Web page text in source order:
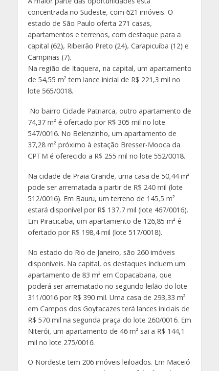
concentrada no Sudeste, com 621 imóveis. O
estado de São Paulo oferta 271 casas,
apartamentos e terrenos, com destaque para a
capital (62), Ribeirão Preto (24), Carapicuíba (12) e
Campinas (7).
Na região de Itaquera, na capital, um apartamento
de 54,55 m² tem lance inicial de R$ 221,3 mil no
lote 565/0018.
No bairro Cidade Patriarca, outro apartamento de
74,37 m² é ofertado por R$ 305 mil no lote
547/0016. No Belenzinho, um apartamento de
37,28 m² próximo à estação Bresser-Mooca da
CPTM é oferecido a R$ 255 mil no lote 552/0018.
Na cidade de Praia Grande, uma casa de 50,44 m²
pode ser arrematada a partir de R$ 240 mil (lote
512/0016). Em Bauru, um terreno de 145,5 m²
estará disponível por R$ 137,7 mil (lote 467/0016).
Em Piracicaba, um apartamento de 126,85 m² é
ofertado por R$ 198,4 mil (lote 517/0018).
No estado do Rio de Janeiro, são 260 imóveis
disponíveis. Na capital, os destaques incluem um
apartamento de 83 m² em Copacabana, que
poderá ser arrematado no segundo leilão do lote
311/0016 por R$ 390 mil. Uma casa de 293,33 m²
em Campos dos Goytacazes terá lances iniciais de
R$ 570 mil na segunda praça do lote 260/0016. Em
Niterói, um apartamento de 46 m² sai a R$ 144,1
mil no lote 275/0016.
O Nordeste tem 206 imóveis leiloados. Em Maceió